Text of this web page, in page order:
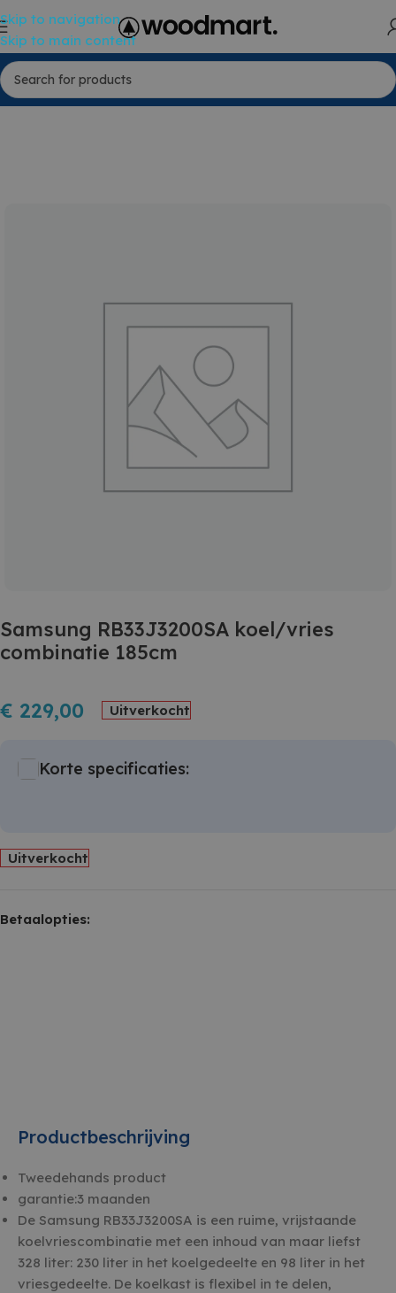
Skip to navigation
Skip to main content
Samsung RB33J3200SA koel/vries
combinatie 185cm
€ 229,00 Uitverkocht
Korte specificaties:
Uitverkocht
Betaalopties:
Productbeschrijving
Tweedehands product
garantie:3 maanden
De Samsung RB33J3200SA is een ruime, vrijstaande
koelvriescombinatie met een inhoud van maar liefst
328 liter: 230 liter in het koelgedeelte en 98 liter in het
vriesgedeelte. De koelkast is flexibel in te delen,